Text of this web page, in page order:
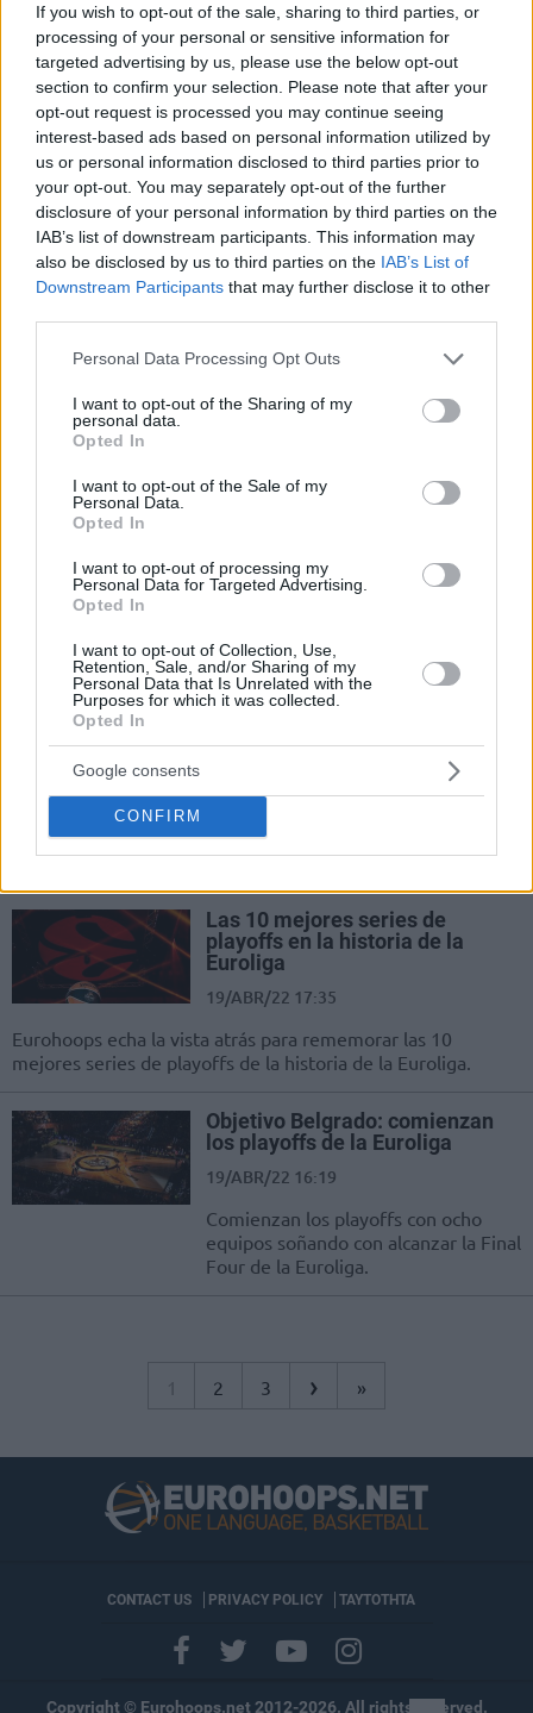
If you wish to opt-out of the sale, sharing to third parties, or
processing of your personal or sensitive information for
targeted advertising by us, please use the below opt-out
section to confirm your selection. Please note that after your
opt-out request is processed you may continue seeing
interest-based ads based on personal information utilized by
us or personal information disclosed to third parties prior to
your opt-out. You may separately opt-out of the further
disclosure of your personal information by third parties on the
IAB’s list of downstream participants. This information may
also be disclosed by us to third parties on the IAB’s List of
Downstream Participants that may further disclose it to other
Please note that this website/app uses one or more Google
not limited to your visit or usage behaviour. You may click to
grant or deny consent to Google and its third-party tags to
use your data for below specified purposes in below Google
consent section.
Personal Data Processing Opt Outs
I want to opt-out of the Sharing of my
personal data.
Opted In
I want to opt-out of the Sale of my
Personal Data.
Opted In
I want to opt-out of processing my
Personal Data for Targeted Advertising.
Opted In
I want to opt-out of Collection, Use,
Retention, Sale, and/or Sharing of my
Personal Data that Is Unrelated with the
Purposes for which it was collected.
Opted In
Google consents
CONFIRM
Maccabi alargara la eliminatoria y se
apuntó el 3-0. Es el primer...
Vincent Poirier, el mejor de los
segundos asaltos
23/ABR/22 15:21
El francés firmó un doble doble ante
el Maccabi y fue nombrado MVP de
la segunda tongada de partidos...
entrenador es hacerles ver que
aún no han hecho nada”
El entrenador del Real Madrid no se quiso mostrar exultante
tras la paliza al Maccabi.
Este sí es el Real Madrid
La mejor versión del equipo de Pablo
equipo con...
recuperando sensaciones en el 2º
partido de playoffs.
Las 10 mejores series de
playoffs en la historia de la
Euroliga
19/ABR/22 17:35
Eurohoops echa la vista atrás para rememorar las 10
mejores series de playoffs de la historia de la Euroliga.
Objetivo Belgrado: comienzan
los playoffs de la Euroliga
19/ABR/22 16:19
Comienzan los playoffs con ocho
equipos soñando con alcanzar la Final
Four de la Euroliga.
1 2 3 › »
CONTACT US PRIVACY POLICY ΤΑΥΤΟΤΗΤΑ
Copyright © Eurohoops.net 2012-2026. All rights reserved.